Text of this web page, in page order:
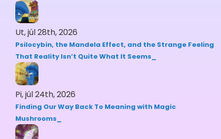
Ut, júl 28th, 2026
Psilocybin, the Mandela Effect, and the Strange Feeling
That Reality Isn’t Quite What It Seems
Pi, júl 24th, 2026
Finding Our Way Back To Meaning with Magic
Mushrooms